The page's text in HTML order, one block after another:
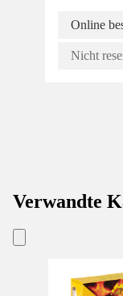
Online
Nicht
Verwandte